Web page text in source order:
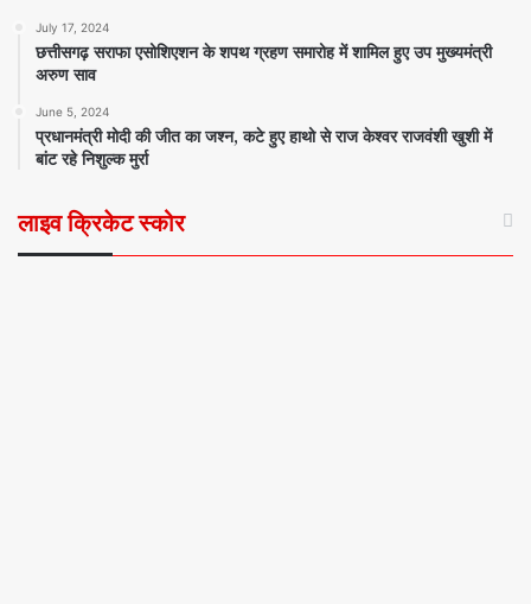
July 17, 2024
छत्तीसगढ़ सराफा एसोशिएशन के शपथ ग्रहण समारोह में शामिल हुए उप मुख्यमंत्री
अरुण साव
June 5, 2024
प्रधानमंत्री मोदी की जीत का जश्न, कटे हुए हाथो से राज केश्वर राजवंशी खुशी में
बांट रहे निशुल्क मुर्रा
लाइव क्रिकेट स्कोर